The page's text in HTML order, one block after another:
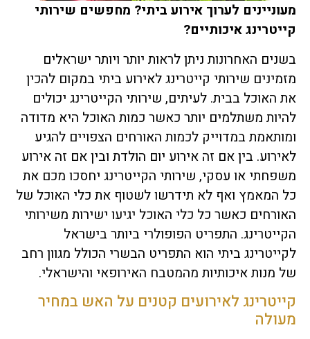
מעוניינים לערוך אירוע ביתי? מחפשים שירותי
קייטרינג איכותיים?
בשנים האחרונות ניתן לראות יותר ויותר ישראלים
מזמינים שירותי קייטרינג לאירוע ביתי במקום להכין
את האוכל בבית. לעיתים, שירותי הקייטרינג יכולים
להיות משתלמים יותר כאשר כמות האוכל היא מדודה
ומותאמת במדוייק לכמות האורחים הצפויים להגיע
לאירוע. בין אם זה אירוע יום הולדת ובין אם זה אירוע
משפחתי או עסקי, שירותי הקייטרינג יחסכו מכם את
כל המאמץ ואף לא תידרשו לשטוף את כלי האוכל של
האורחים כאשר כל כלי האוכל יגיעו ישירות משירותי
הקייטרינג. התפריט הפופולרי ביותר בישראל
לקייטרינג ביתי הוא התפריט הבשרי הכולל מגוון רחב
של מנות איכותיות מהמטבח האירופאי והישראלי.
קייטרינג לאירועים קטנים על האש במחיר
מעולה